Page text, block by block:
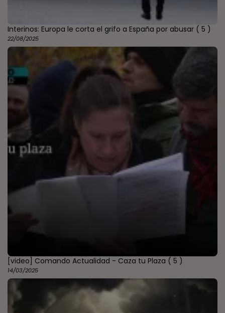
Interinos: Europa le corta el grifo a España por abusar ( 5 )
22/08/2025
[video] Comando Actualidad - Caza tu Plaza ( 5 )
14/03/2025